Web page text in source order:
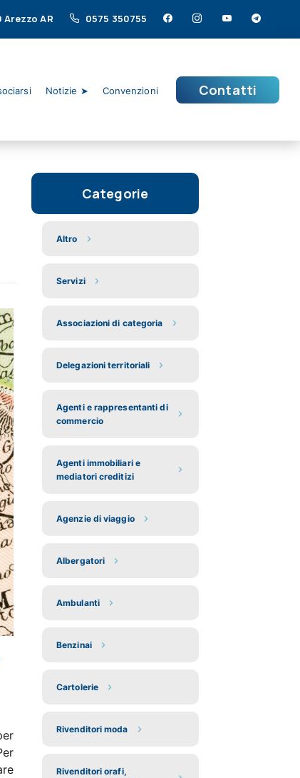
Arezzo AR 0575 350755
Notizie ➤ Convenzioni Contatti
Categorie
Altro
Servizi
Associazioni di categoria
Delegazioni territoriali
Agenti e rappresentanti di
commercio
Agenti immobiliari e
mediatori creditizi
Agenzie di viaggio
Albergatori
Ambulanti
Benzinai
Cartolerie
Rivenditori moda
Rivenditori orafi,